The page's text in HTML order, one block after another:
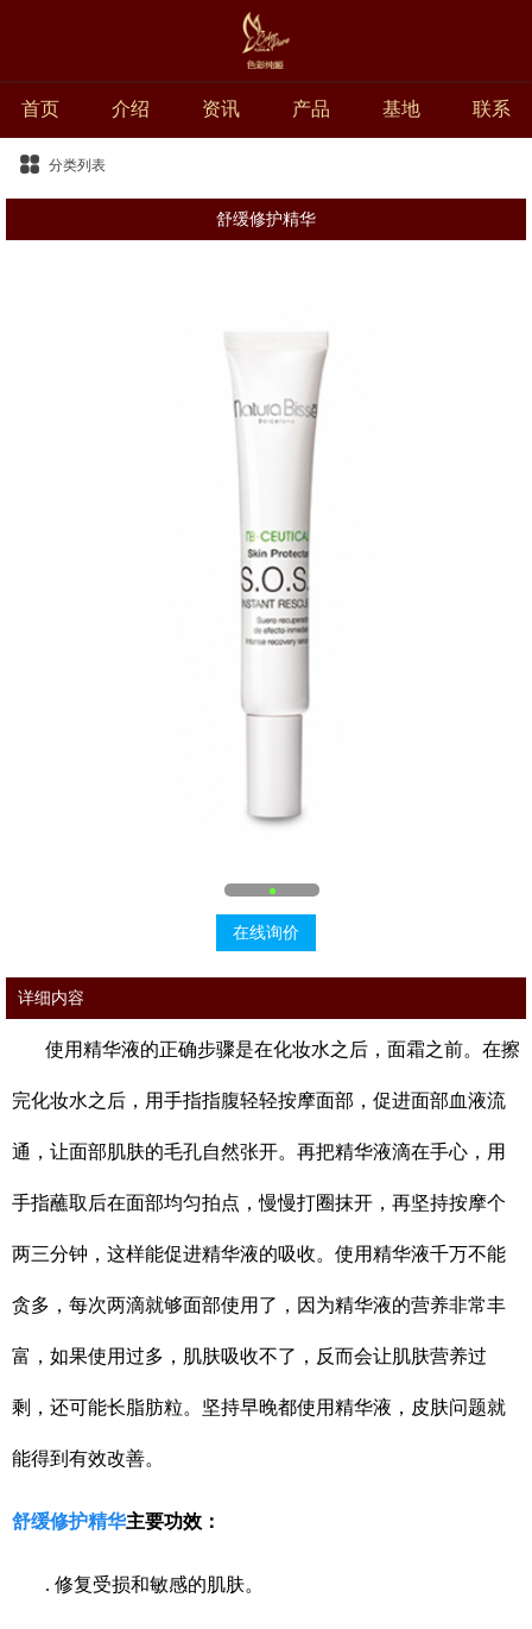
首页 介绍 资讯 产品 基地 联系
分类列表
舒缓修护精华
在线询价
详细内容
使用精华液的正确步骤是在化妆水之后，面霜之前。在擦
完化妆水之后，用手指指腹轻轻按摩面部，促进面部血液流
通，让面部肌肤的毛孔自然张开。再把精华液滴在手心，用
手指蘸取后在面部均匀拍点，慢慢打圈抹开，再坚持按摩个
两三分钟，这样能促进精华液的吸收。使用精华液千万不能
贪多，每次两滴就够面部使用了，因为精华液的营养非常丰
富，如果使用过多，肌肤吸收不了，反而会让肌肤营养过
剩，还可能长脂肪粒。坚持早晚都使用精华液，皮肤问题就
能得到有效改善。
舒缓修护精华主要功效：
. 修复受损和敏感的肌肤。